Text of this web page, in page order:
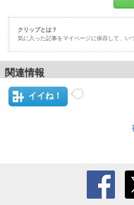
クリップとは？
気に入った記事をマイページに保存して、い
関連情報
イイね！